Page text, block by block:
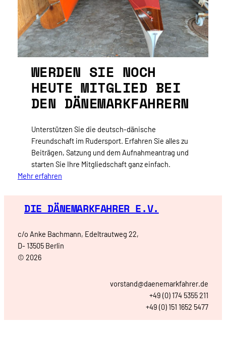
WERDEN SIE NOCH
HEUTE MITGLIED BEI
DEN DÄNEMARKFAHRERN
Unterstützen Sie die deutsch-dänische
Freundschaft im Rudersport. Erfahren Sie alles zu
Beiträgen, Satzung und dem Aufnahmeantrag und
starten Sie Ihre Mitgliedschaft ganz einfach.
Mehr erfahren
DIE DÄNEMARKFAHRER E.V.
c/o Anke Bachmann, Edeltrautweg 22,
D- 13505 Berlin
© 2026
vorstand@daenemarkfahrer.de
+49 (0) 174 5355 211
+49 (0) 151 1652 5477